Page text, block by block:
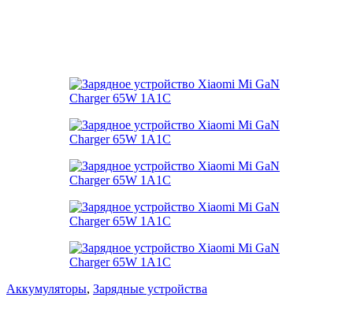
Аккумуляторы, Зарядные устройства